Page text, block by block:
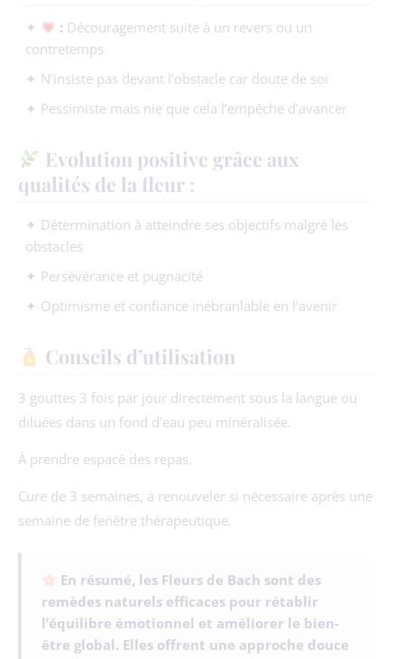
✦ : Découragement suite à un revers ou un
contretemps
✦ N’insiste pas devant l’obstacle car doute de soi
✦ Pessimiste mais nie que cela l’empêche d’avancer
Evolution positive grâce aux
qualités de la fleur :
✦ Détermination à atteindre ses objectifs malgré les
obstacles
✦ Persévérance et pugnacité
✦ Optimisme et confiance inébranlable en l’avenir
Conseils d’utilisation
3 gouttes 3 fois par jour directement sous la langue ou
diluées dans un fond d’eau peu minéralisée.
À prendre espacé des repas.
Cure de 3 semaines, à renouveler si nécessaire après une
semaine de fenêtre thérapeutique.
En résumé, les Fleurs de Bach sont des
remèdes naturels efficaces pour rétablir
l’équilibre émotionnel et améliorer le bien-
être global. Elles offrent une approche douce